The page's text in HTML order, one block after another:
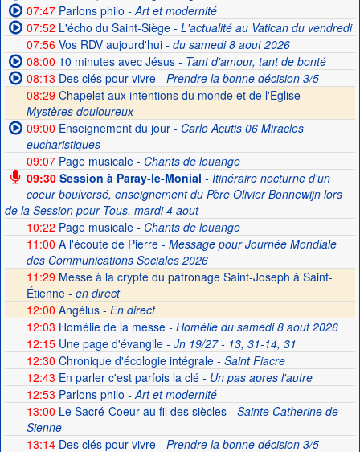
07:47Parlons philo - Art et modernité
07:52 L'écho du Saint-Siège- L'actualité au Vatican du vendredi
07:56Vos RDV aujourd'hui- du samedi 8 aout 2026
08:00 10 minutes avec Jésus- Tant d'amour, tant de bonté
08:13 Des clés pour vivre- Prendre la bonne décision 3/5
08:29 Chapelet aux intentions du monde et de l'Eglise -
Mystères douloureux
09:00 Enseignement du jour- Carlo Acutis 06 Miracles
eucharistiques
09:07Page musicale- Chants de louange
09:30Session à Paray-le-Monial - Itinéraire nocturne d'un
coeur boulversé, enseignement du Père Olivier Bonnewijn lors
de la Session pour Tous, mardi 4 aout
10:22 Page musicale- Chants de louange
11:00 A l'écoute de Pierre- Message pour Journée Mondiale
des Communications Sociales 2026
11:29 Messe à la crypte du patronage Saint-Joseph à Saint-
Étienne - en direct
12:00 Angélus - En direct
12:03 Homélie de la messe- Homélie du samedi 8 aout 2026
12:15Une page d'évangile- Jn 19/27 - 13, 31-14, 31
12:30 Chronique d'écologie intégrale- Saint Fiacre
12:43 En parler c'est parfois la clé- Un pas apres l'autre
12:53 Parlons philo - Art et modernité
13:00 Le Sacré-Coeur au fil des siècles- Sainte Catherine de
Sienne
13:14Des clés pour vivre- Prendre la bonne décision 3/5